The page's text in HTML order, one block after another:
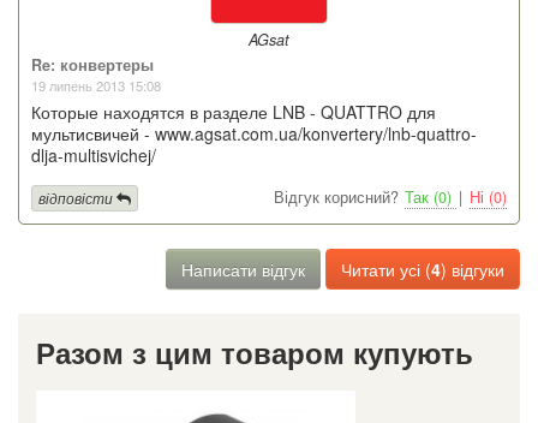
AGsat
Re: конвертеры
19 липень 2013 15:08
Которые находятся в разделе LNB - QUATTRO для
мультисвичей - www.agsat.com.ua/konvertery/lnb-quattro-
dlja-multisvichej/
Відгук корисний? Так (0) | Ні (0)
відповісти
Написати відгук Читати усі (4) відгуки
Разом з цим товаром купують